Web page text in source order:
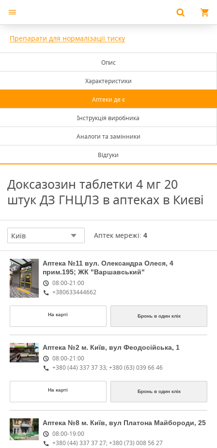
Препарати для нормалізації тиску
Опис
Характеристики
Аптеки де є
Інструкція виробника
Аналоги та замінники
Відгуки
Доксазозин таблетки 4 мг 20
штук ДЗ ГНЦЛЗ в аптеках в Києві
Київ Аптек мережі: 4
Аптека №11 вул. Олександра Олеся, 4
прим.195; ЖК "Варшавський"
08:00-21:00
+380633444662
На карті Бронь в один клік
Аптека №2 м. Київ, вул Феодосійська, 1
08:00-21:00
+380 (44) 337 37 33; +380 (63) 039 66 46
На карті Бронь в один клік
Аптека №8 м. Київ, вул Платона Майбороди, 25
08:00-19:00
+380 (44) 337 37 27; +380 (73) 008 56 27